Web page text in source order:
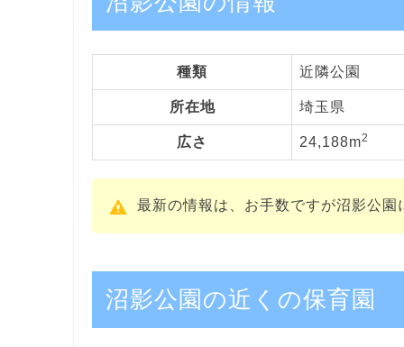
種類 近隣公園
所在地 埼玉県
広さ 24,188m2
最新の情報は、お手数ですが沼影公
沼影公園の近くの保育園